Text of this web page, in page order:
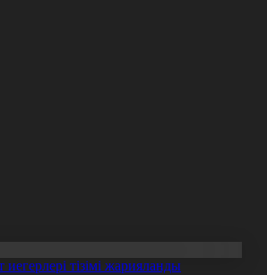
иегерлері тізімі жарияланды